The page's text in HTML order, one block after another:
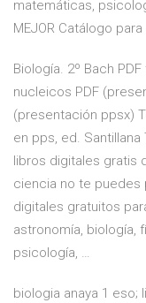
matemáticas,
MEJOR Catálogo para
Biología. 2º Bach
nucleicos PDF
(presentación ppsx)
en pps, ed.
libros digitales gratis
ciencia no te
digitales gratuitos
astronomía, biología,
psicología, …
biologia anaya 1